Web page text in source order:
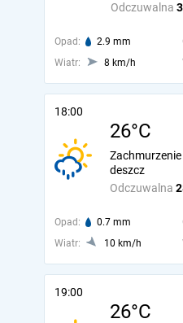
Odczuwalna
Opad: 2.9 mm
Wiatr:
8 km/h
18:00
26°C
Odczuwalna
deszcz
Opad: 0.7 mm
Wiatr:
10 km/h
19:00
26°C